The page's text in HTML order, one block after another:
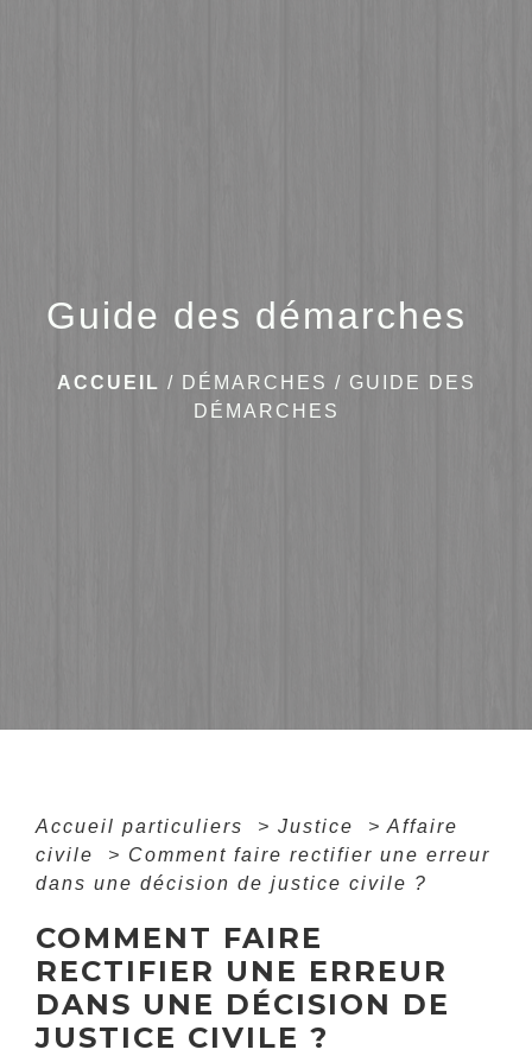
Guide des démarches
ACCUEIL / DÉMARCHES / GUIDE DES
DÉMARCHES
Accueil particuliers > Justice > Affaire
civile
> Comment faire rectifier une erreur
dans une décision de justice civile ?
COMMENT FAIRE
RECTIFIER UNE ERREUR
DANS UNE DÉCISION DE
JUSTICE CIVILE ?